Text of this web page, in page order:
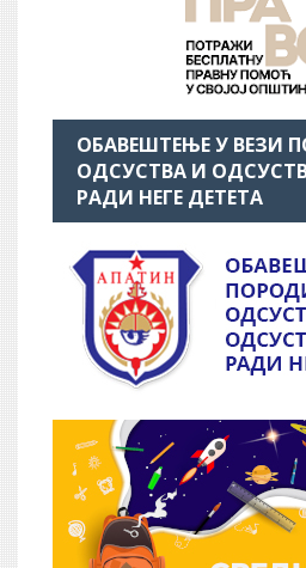
ОБАВЕШТЕЊЕ У ВЕЗИ
ОДСУСТВА И
РАДИ НЕГЕ ДЕТЕТА